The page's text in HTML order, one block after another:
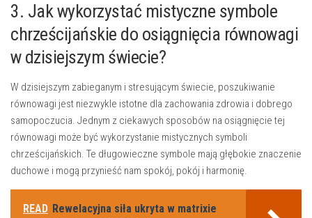
3.​ Jak wykorzystać‍ mistyczne symbole⁣
chrześcijańskie do osiągnięcia równowagi
w⁢ dzisiejszym ⁤świecie?
W dzisiejszym zabieganym i stresującym świecie, poszukiwanie
równowagi jest niezwykle istotne dla‌ zachowania zdrowia i dobrego
samopoczucia. Jednym z ciekawych sposobów na osiągnięcie tej
równowagi ⁣może ‍być ⁢wykorzystanie mistycznych symboli
chrześcijańskich. Te‍ długowieczne symbole mają głębokie znaczenie
duchowe i‌ mogą przynieść nam ‍spokój,​ pokój ⁢i harmonię.
READ Rewelacyjna siła ukryta w matrixie